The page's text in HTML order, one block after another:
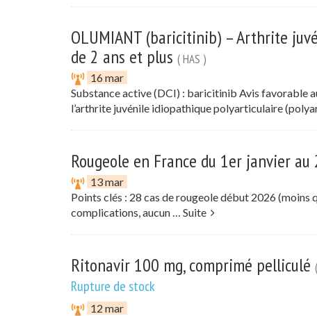
OLUMIANT (baricitinib) – Arthrite
de 2 ans et plus ( HAS )
16 mar
Substance active (DCI) : baricitinib Avis favorable
l’arthrite juvénile idiopathique polyarticulaire
Rougeole en France du 1er janvier
13 mar
Points clés : 28 cas de rougeole début 2026 (moins
complications, aucun … Suite
Ritonavir 100 mg, comprimé pelliculé
Rupture de stock
12 mar